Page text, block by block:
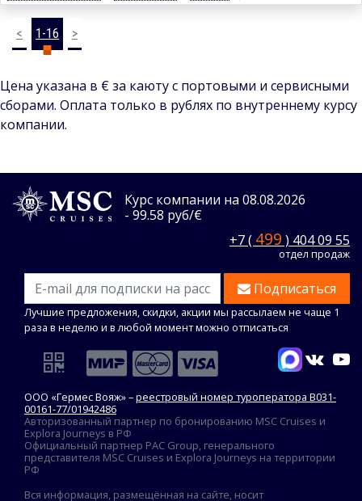
< 1-16 >
Цена указана в € за каюту с портовыми и сервисными
сборами. Оплата только в рублях по внутреннему курсу
компании.
Курс компании на 08.08.2026
- 99.58 руб/€
+7 ( 499 ) 404 09 55
отдел продаж
Подписаться
Лучшие предложения, скидки, акции мы рассылаем не чаще 1
раза в неделю и в любой момент можно отписаться
ООО «Гермес Вояж» –реестровый номер туроператора В031-
00161-77/01942486
Авторизованный партнер по бронированию MSC Cruises и
Explora Journeys в РФ
Официальный партнер PAC Group, генерального
представителя MSC Cruises и Explora Journeys на территории
РФ
Вся информация, размещённая на сайте, носит